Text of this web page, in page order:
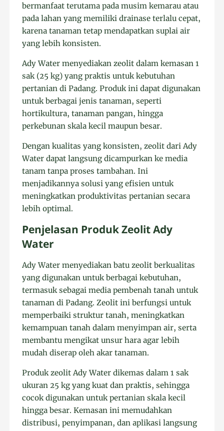
bermanfaat terutama pada musim kemarau atau
pada lahan yang memiliki drainase terlalu cepat,
karena tanaman tetap mendapatkan suplai air
yang lebih konsisten.
Ady Water menyediakan zeolit dalam kemasan 1
sak (25 kg) yang praktis untuk kebutuhan
pertanian di Padang. Produk ini dapat digunakan
untuk berbagai jenis tanaman, seperti
hortikultura, tanaman pangan, hingga
perkebunan skala kecil maupun besar.
Dengan kualitas yang konsisten, zeolit dari Ady
Water dapat langsung dicampurkan ke media
tanam tanpa proses tambahan. Ini
menjadikannya solusi yang efisien untuk
meningkatkan produktivitas pertanian secara
lebih optimal.
Penjelasan Produk Zeolit Ady
Water
Ady Water menyediakan batu zeolit berkualitas
yang digunakan untuk berbagai kebutuhan,
termasuk sebagai media pembenah tanah untuk
tanaman di Padang. Zeolit ini berfungsi untuk
memperbaiki struktur tanah, meningkatkan
kemampuan tanah dalam menyimpan air, serta
membantu mengikat unsur hara agar lebih
mudah diserap oleh akar tanaman.
Produk zeolit Ady Water dikemas dalam 1 sak
ukuran 25 kg yang kuat dan praktis, sehingga
cocok digunakan untuk pertanian skala kecil
hingga besar. Kemasan ini memudahkan
distribusi, penyimpanan, dan aplikasi langsung